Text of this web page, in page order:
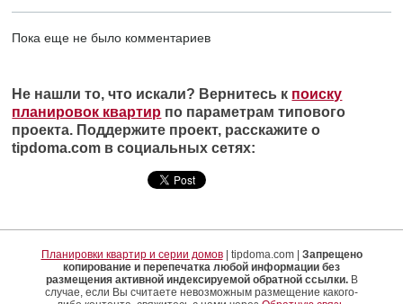
Пока еще не было комментариев
Не нашли то, что искали? Вернитесь к поиску
планировок квартир по параметрам типового
проекта. Поддержите проект, расскажите о
tipdoma.com в социальных сетях:
Планировки квартир и серии домов| tipdoma.com | Запрещено
копирование и перепечатка любой информации без
размещения активной индексируемой обратной ссылки.В
случае, если Вы считаете невозможным размещение какого-